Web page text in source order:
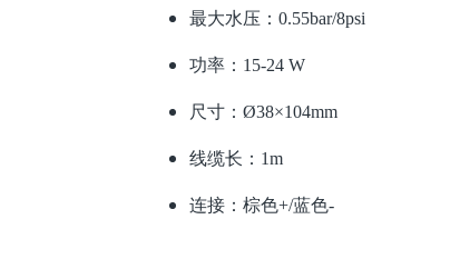
最大水压：0.55bar/8psi
功率：15-24 W
尺寸：Ø38×104mm
线缆长：1m
连接：棕色+/蓝色-